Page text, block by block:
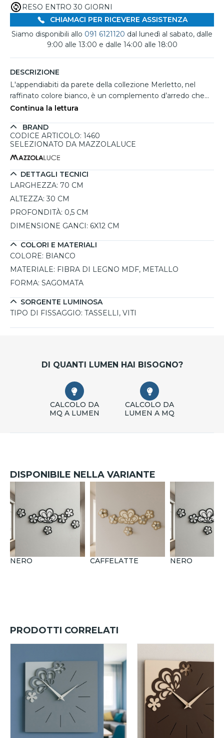
RESO ENTRO 30 GIORNI
CHIAMACI PER RICEVERE ASSISTENZA
Siamo disponibili allo 091 6121120 dal lunedì al sabato, dalle
9:00 alle 13:00 e dalle 14:00 alle 18:00
DESCRIZIONE
L'appendiabiti da parete della collezione Merletto, nel
raffinato colore bianco, è un complemento d’arredo che
coniuga eleganza e funzionalità. Il suo design moderno,
merletto, lo rende perfetto per arricchire con stile ingressi,
soggiorni o ambienti di lavoro. Realizzato artigianalmente
con estrema precisione e rifinita con vernici atossiche
all'acqua. I cinque robusti pomelli in metallo offrono un
supporto sicuro per appendere giacche, borse e accessori,
garantendo resistenza e praticità. Questo appendiabiti
moderno è ideale per chi cerca una soluzione decorativa e
funzionale allo stesso tempo. Disponibile in dieci varianti
cromatiche, si adatta facilmente a ogni stile d’arredo.
L'imballaggio è studiato per garantire un trasporto sicuro e
proteggere il prodotto da eventuali danni.
Continua la lettura
BRAND
CODICE ARTICOLO: 1460
SELEZIONATO DA MAZZOLALUCE
DETTAGLI TECNICI
LARGHEZZA: 70 CM
ALTEZZA: 30 CM
PROFONDITÀ: 0,5 CM
DIMENSIONE GANCI: 6X12 CM
COLORI E MATERIALI
COLORE: BIANCO
MATERIALE: FIBRA DI LEGNO MDF, METALLO
FORMA: SAGOMATA
SORGENTE LUMINOSA
TIPO DI FISSAGGIO: TASSELLI, VITI
DI QUANTI LUMEN HAI BISOGNO?
CALCOLO DA
MQ A LUMEN
CALCOLO DA
LUMEN A MQ
DISPONIBILE NELLA VARIANTE
NERO CAFFELATTE NERO
PRODOTTI CORRELATI